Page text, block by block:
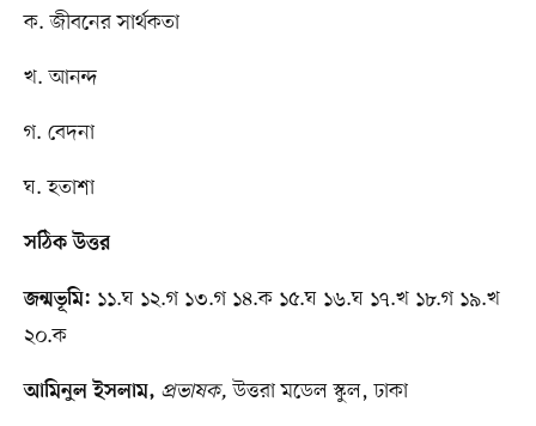
ক. জীবনের সার্থকতা
খ. আনন্দ
গ. বেদনা
ঘ. হতাশা
সঠিক উত্তর
জন্মভূমি: ১১.ঘ ১২.গ ১৩.গ ১৪.ক ১৫.ঘ ১৬.ঘ ১৭.খ ১৮.গ ১৯.খ
২০.ক
আমিনুল ইসলাম, প্রভাষক, উত্তরা মডেল স্কুল, ঢাকা